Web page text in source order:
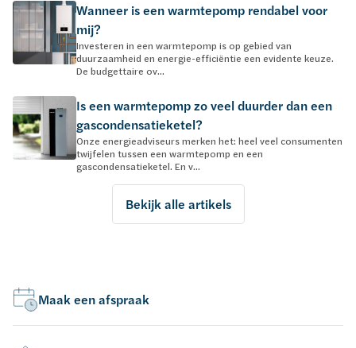
Wanneer is een warmtepomp rendabel voor
mij?
Investeren in een warmtepomp is op gebied van
duurzaamheid en energie-efficiëntie een evidente keuze.
De budgettaire ov...
Is een warmtepomp zo veel duurder dan een
gascondensatieketel?
Onze energieadviseurs merken het: heel veel consumenten
twijfelen tussen een warmtepomp en een
gascondensatieketel. En v...
Bekijk alle artikels
Maak een afspraak